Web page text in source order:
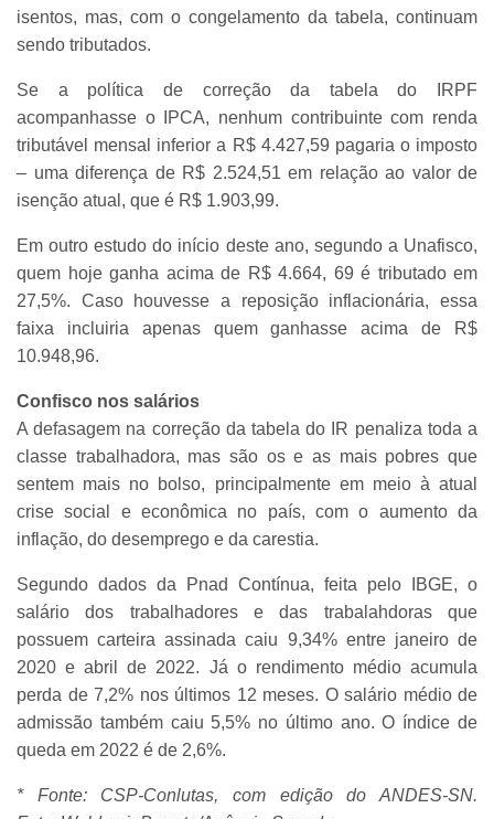
isentos, mas, com o congelamento da tabela, continuam
sendo tributados.
Se a política de correção da tabela do IRPF
acompanhasse o IPCA, nenhum contribuinte com renda
tributável mensal inferior a R$ 4.427,59 pagaria o imposto
– uma diferença de R$ 2.524,51 em relação ao valor de
isenção atual, que é R$ 1.903,99.
Em outro estudo do início deste ano, segundo a Unafisco,
quem hoje ganha acima de R$ 4.664, 69 é tributado em
27,5%. Caso houvesse a reposição inflacionária, essa
faixa incluiria apenas quem ganhasse acima de R$
10.948,96.
Confisco nos salários
A defasagem na correção da tabela do IR penaliza toda a
classe trabalhadora, mas são os e as mais pobres que
sentem mais no bolso, principalmente em meio à atual
crise social e econômica no país, com o aumento da
inflação, do desemprego e da carestia.
Segundo dados da Pnad Contínua, feita pelo IBGE, o
salário dos trabalhadores e das trabalahdoras que
possuem carteira assinada caiu 9,34% entre janeiro de
2020 e abril de 2022. Já o rendimento médio acumula
perda de 7,2% nos últimos 12 meses. O salário médio de
admissão também caiu 5,5% no último ano. O índice de
queda em 2022 é de 2,6%.
* Fonte: CSP-Conlutas, com edição do ANDES-SN.